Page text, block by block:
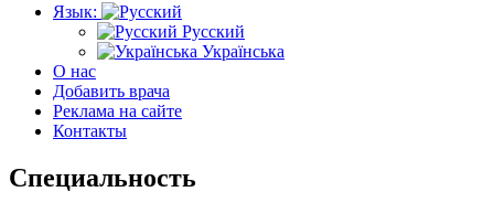
Язык:
Русский
Українська
О нас
Добавить врача
Реклама на сайте
Контакты
Специальность